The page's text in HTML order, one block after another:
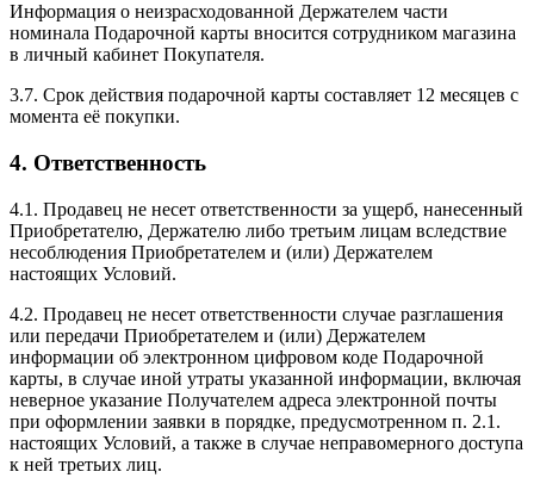
Информация о неизрасходованной Держателем части
номинала Подарочной карты вносится сотрудником магазина
в личный кабинет Покупателя.
3.7. Срок действия подарочной карты составляет 12 месяцев с
момента её покупки.
4. Ответственность
4.1. Продавец не несет ответственности за ущерб, нанесенный
Приобретателю, Держателю либо третьим лицам вследствие
несоблюдения Приобретателем и (или) Держателем
настоящих Условий.
4.2. Продавец не несет ответственности случае разглашения
или передачи Приобретателем и (или) Держателем
информации об электронном цифровом коде Подарочной
карты, в случае иной утраты указанной информации, включая
неверное указание Получателем адреса электронной почты
при оформлении заявки в порядке, предусмотренном п. 2.1.
настоящих Условий, а также в случае неправомерного доступа
к ней третьих лиц.